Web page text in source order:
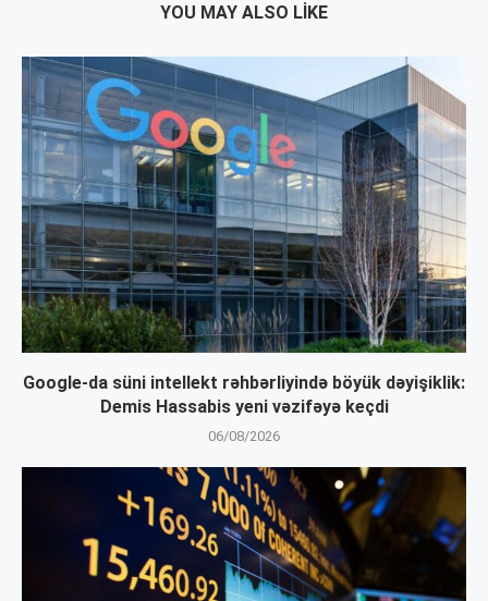
YOU MAY ALSO LIKE
Google-da süni intellekt rəhbərliyində böyük dəyişiklik:
Demis Hassabis yeni vəzifəyə keçdi
06/08/2026